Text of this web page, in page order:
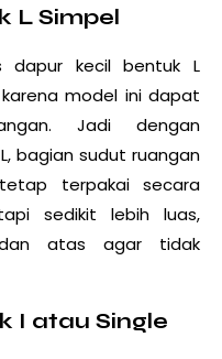
L Simpel
dapur kecil bentuk L
model ini dapat
Jadi dengan
bagian sudut ruangan
terpakai secara
sedikit lebih luas,
atas agar tidak
I atau Single